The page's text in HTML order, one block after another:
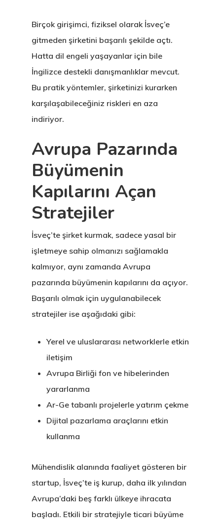
Birçok girişimci, fiziksel olarak İsveç’e
gitmeden şirketini başarılı şekilde açtı.
Hatta dil engeli yaşayanlar için bile
İngilizce destekli danışmanlıklar mevcut.
Bu pratik yöntemler, şirketinizi kurarken
karşılaşabileceğiniz riskleri en aza
indiriyor.
Avrupa Pazarında
Büyümenin
Kapılarını Açan
Stratejiler
İsveç’te şirket kurmak, sadece yasal bir
işletmeye sahip olmanızı sağlamakla
kalmıyor, aynı zamanda Avrupa
pazarında büyümenin kapılarını da açıyor.
Başarılı olmak için uygulanabilecek
stratejiler ise aşağıdaki gibi:
Yerel ve uluslararası networklerle etkin
iletişim
Avrupa Birliği fon ve hibelerinden
yararlanma
Ar-Ge tabanlı projelerle yatırım çekme
Dijital pazarlama araçlarını etkin
kullanma
Mühendislik alanında faaliyet gösteren bir
startup, İsveç’te iş kurup, daha ilk yılından
Avrupa’daki beş farklı ülkeye ihracata
başladı. Etkili bir stratejiyle ticari büyüme
GDPR
İletişim
İngiltere
& Start-Up
Letonya
Vize Programı
Yunanistan
Oturma İzni –
Golden Visa